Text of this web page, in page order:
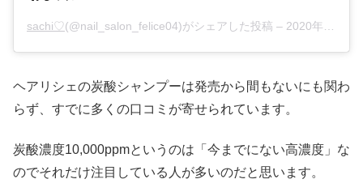
sachi♡(@nail_salon_felice04)がシェアした投稿 – 2020年 3月月3日午前1時25分PST
ヘアリシェの炭酸シャンプーは発売から間もないにも関わ
らず、すでに多くの口コミが寄せられています。
炭酸濃度10,000ppmというのは「今までにない高濃度」な
のでそれだけ注目している人が多いのだと思います。